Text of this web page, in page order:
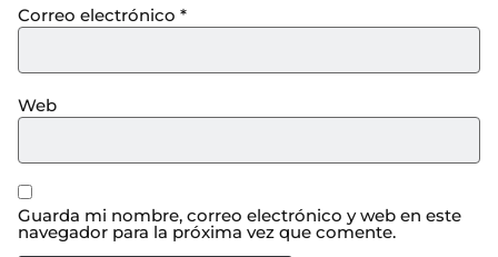
Correo electrónico *
Web
Guarda mi nombre, correo electrónico y web en este
navegador para la próxima vez que comente.